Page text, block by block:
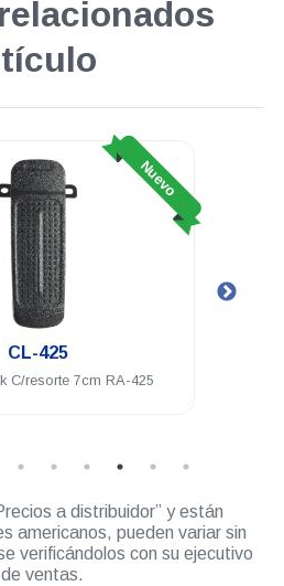
Nuevo
CL-425
C/resorte 7cm RA-425
a distribuidor” y están
americanos, pueden variar sin
verificándolos con su ejecutivo
de ventas.